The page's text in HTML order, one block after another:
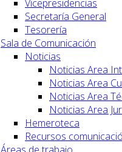
Vicepresidencias
Secretaría General
Tesorería
Sala de Comunicación
Noticias
Noticias Area
Noticias Area
Noticias Area
Noticias Area
Hemeroteca
Recursos